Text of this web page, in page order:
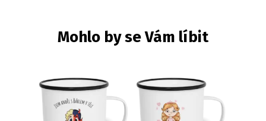
Mohlo by se Vám líbit